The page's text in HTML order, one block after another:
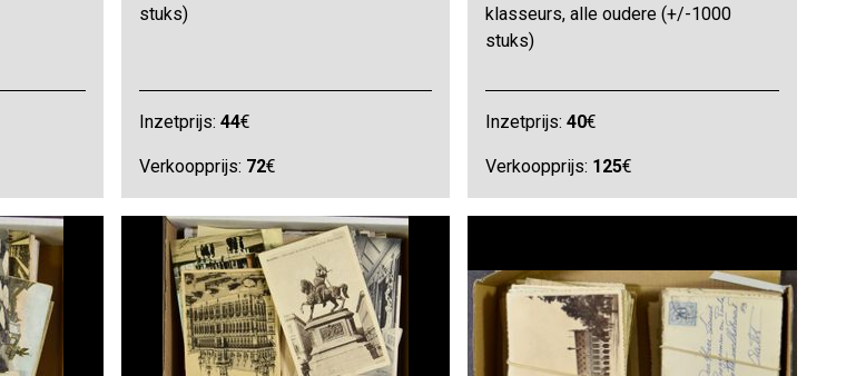
stuks)
Inzetprijs: 44€
Verkoopprijs: 72€
klasseurs, alle oudere (+/-1000
stuks)
Inzetprijs:40€
Verkoopprijs: 125€